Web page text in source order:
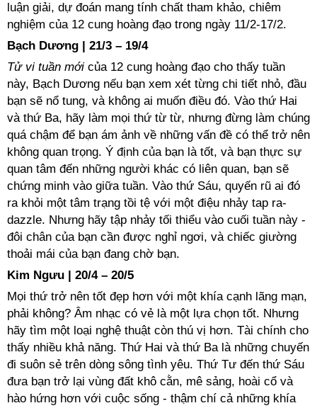
luận giải, dự đoán mang tính chất tham khảo, chiêm
nghiệm của 12 cung hoàng đạo trong ngày 11/2-17/2.
Bạch Dương | 21/3 – 19/4
Tử vi tuần mới của 12 cung hoàng đạo cho thấy tuần
này, Bạch Dương nếu bạn xem xét từng chi tiết nhỏ, đầu
bạn sẽ nổ tung, và không ai muốn điều đó. Vào thứ Hai
và thứ Ba, hãy làm mọi thứ từ từ, nhưng đừng làm chúng
quá chậm để bạn ám ảnh về những vấn đề có thể trở nên
không quan trọng. Ý định của bạn là tốt, và bạn thực sự
quan tâm đến những người khác có liên quan, bạn sẽ
chứng minh vào giữa tuần. Vào thứ Sáu, quyến rũ ai đó
ra khỏi một tâm trạng tồi tệ với một điệu nhảy tap ra-
dazzle. Nhưng hãy tập nhảy tối thiểu vào cuối tuần này -
đôi chân của bạn cần được nghỉ ngơi, và chiếc giường
thoải mái của bạn đang chờ bạn.
Kim Ngưu | 20/4 – 20/5
Mọi thứ trở nên tốt đẹp hơn với một khía cạnh lãng mạn,
phải không? Âm nhạc có vẻ là một lựa chọn tốt. Nhưng
hãy tìm một loại nghệ thuật còn thú vị hơn. Tài chính cho
thấy nhiều khả năng. Thứ Hai và thứ Ba là những chuyến
đi suôn sẻ trên dòng sông tình yêu. Thứ Tư đến thứ Sáu
đưa bạn trở lại vùng đất khô cằn, mê sảng, hoài cổ và
hào hứng hơn với cuộc sống - thậm chí cả những khía